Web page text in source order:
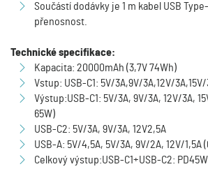
Součástí dodávky je 1 m kabel USB
přenosnost.
Technické specifikace:
Kapacita: 20000mAh (3,7V 74Wh)
Vstup: USB-C1: 5V/3A,9V/3A,12V/
Výstup:USB-C1: 5V/3A, 9V/3A, 12V/3A,
65W)
USB-C2: 5V/3A, 9V/3A, 12V2,5A
USB-A: 5V/4,5A, 5V/3A, 9V/2A, 12V/1,5A
Celkový výstup:USB-C1+USB-C2: